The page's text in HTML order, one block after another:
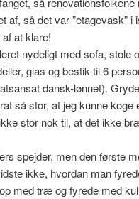
af, så det var ”etagevask”
at klare!
nydeligt med sofa, stole
glas og bestik til 6
dansk-lønnet).
så stor, at jeg kunne
stor nok til, at det ikke
spejder, men den første
ikke, hvordan man
med træ og fyrede med